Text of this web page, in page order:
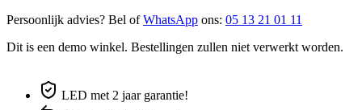
Persoonlijk advies? Bel ofWhatsApp ons: 05 13 21 01 11
Dit is een demo winkel. Bestellingen zullen niet verwerkt worden.
LED met 2 jaar garantie!